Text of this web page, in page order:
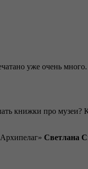
уже очень много.
книжки про
Светлана